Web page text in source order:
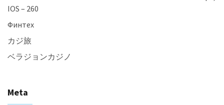
IOS – 260
Финтех
カジ旅
ベラジョンカジノ
Meta